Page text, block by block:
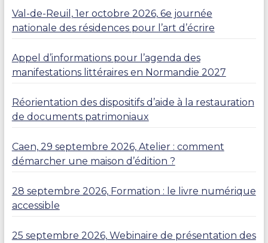
Val-de-Reuil, 1er octobre 2026, 6e journée
nationale des résidences pour l’art d’écrire
Appel d’informations pour l’agenda des
manifestations littéraires en Normandie 2027
Réorientation des dispositifs d’aide à la restauration
de documents patrimoniaux
Caen, 29 septembre 2026, Atelier : comment
démarcher une maison d’édition ?
28 septembre 2026, Formation : le livre numérique
accessible
25 septembre 2026, Webinaire de présentation des